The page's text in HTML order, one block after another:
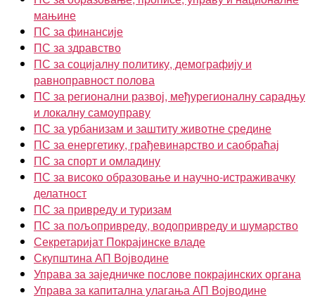
мањине
ПС за финансије
ПС за здравство
ПС за социјалну политику, демографију и
равноправност полова
ПС за регионални развој, међурегионалну сарадњу
и локалну самоуправу
ПС за урбанизам и заштиту животне средине
ПС за енергетику, грађевинарство и саобраћај
ПС за спорт и омладину
ПС за високо образовање и научно-истраживачку
делатност
ПС за привреду и туризам
ПС за пољопривреду, водопривреду и шумарство
Секретаријат Покрајинске владе
Скупштина АП Војводине
Управа за заједничке послове покрајинских органа
Управа за капитална улагања АП Војводине